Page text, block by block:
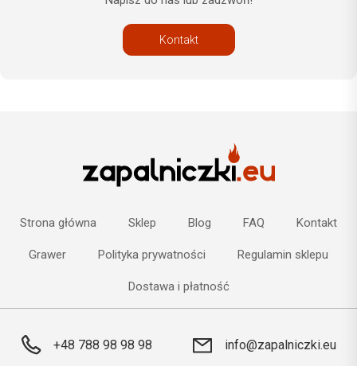
Kontakt
Strona główna Sklep Blog FAQ Kontakt
Grawer Polityka prywatności Regulamin sklepu
Dostawa i płatność
+48 788 98 98 98 info@zapalniczki.eu